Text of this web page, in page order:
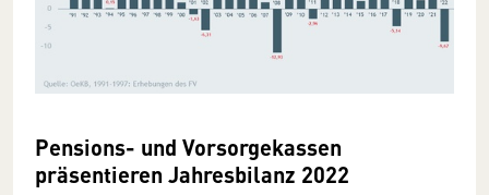
Pensions- und Vorsorgekassen
präsentieren Jahresbilanz 2022